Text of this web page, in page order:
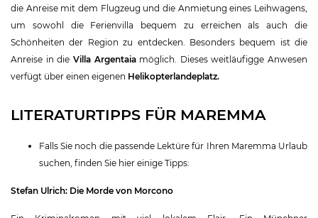
die Anreise mit dem Flugzeug und die Anmietung eines Leihwagens,
um sowohl die Ferienvilla bequem zu erreichen als auch die
Schönheiten der Region zu entdecken. Besonders bequem ist die
Anreise in die Villa Argentaia möglich. Dieses weitläufigge Anwesen
verfügt über einen eigenen Helikopterlandeplatz.
LITERATURTIPPS FÜR MAREMMA
Falls Sie noch die passende Lektüre für Ihren Maremma Urlaub
suchen, finden Sie hier einige Tipps:
Stefan Ulrich: Die Morde von Morcono